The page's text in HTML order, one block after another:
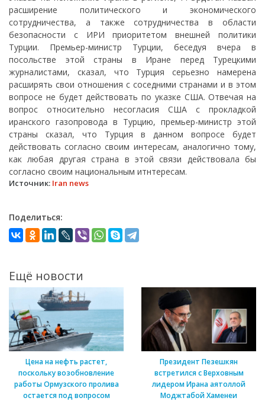
расширение политического и экономического
сотрудничества, а также сотрудничества в области
безопасности с ИРИ приоритетом внешней политики
Турции. Премьер-министр Турции, беседуя вчера в
посольстве этой страны в Иране перед Турецкими
журналистами, сказал, что Турция серьезно намерена
расширять свои отношения с соседними странами и в этом
вопросе не будет действовать по указке США. Отвечая на
вопрос относительно несогласия США с прокладкой
иранского газопровода в Турцию, премьер-министр этой
страны сказал, что Турция в данном вопросе будет
действовать согласно своим интересам, аналогично тому,
как любая другая страна в этой связи действовала бы
согласно своим национальным итнтересам.
Источник: Iran news
Поделиться:
Ещё новости
Цена на нефть растет,
поскольку возобновление
работы Ормузского пролива
остается под вопросом
Президент Пезешкян
встретился с Верховным
лидером Ирана аятоллой
Моджтабой Хаменеи